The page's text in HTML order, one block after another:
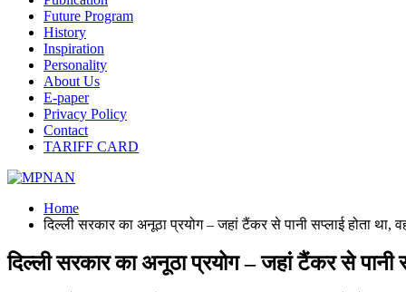
Future Program
History
Inspiration
Personality
About Us
E-paper
Privacy Policy
Contact
TARIFF CARD
Home
दिल्ली सरकार का अनूठा प्रयोग – जहां टैंकर से पानी सप्लाई होता था,
दिल्ली सरकार का अनूठा प्रयोग – जहां टैंकर से पानी